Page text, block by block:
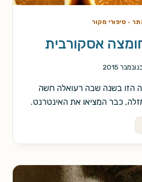
· סיפורי מקור
אסקורבית
הזו בשנה שבה רעואלה חשה
כבר המציאו את האינטרנט.